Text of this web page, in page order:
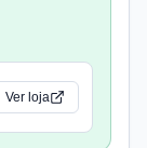
Ver loja